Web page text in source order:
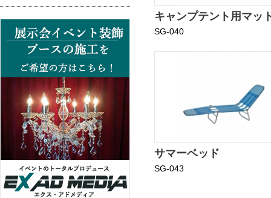
キャンプテント用マッ
SG-040
サマーベッド
SG-043